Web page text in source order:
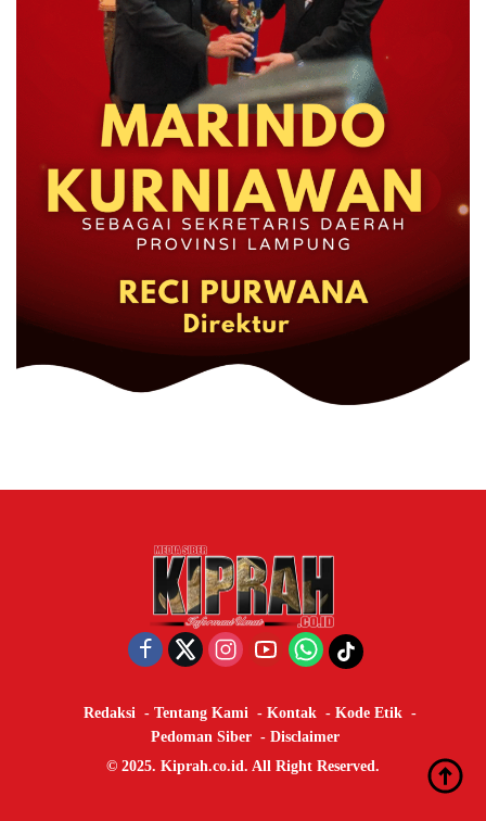
Redaksi Tentang Kami Kontak
Kode Etik
Pedoman Siber
Disclaimer
© 2025. Kiprah.co.id. All Right Reserved.